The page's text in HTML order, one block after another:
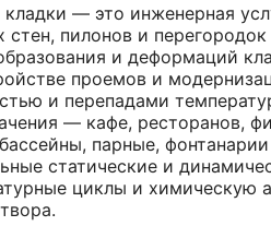
— это инженерная
пилонов и
и деформаций
проемов и
и перепадами
— кафе, ресторанов,
парные,
статические и
циклы и химическую